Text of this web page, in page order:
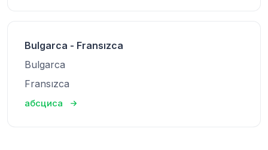
Bulgarca - Fransızca
Bulgarca
Fransızca
абсциса